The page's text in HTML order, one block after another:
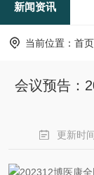
新闻资讯
当前位置： 首页
会议预告：
更新时